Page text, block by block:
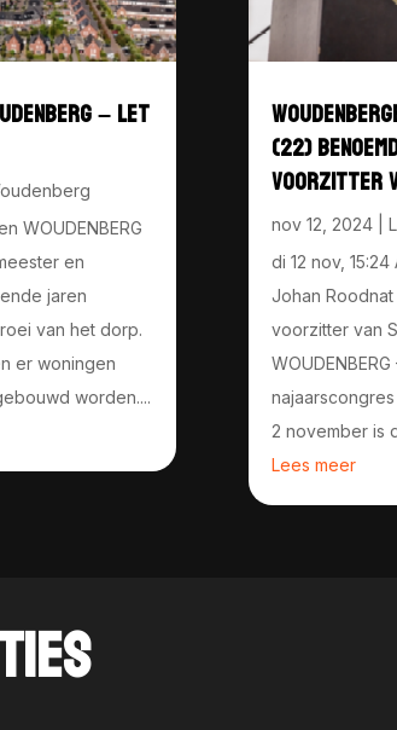
– LET
WOUDENBERG
en
jaren
van het dorp.
er woningen
worden....
(22)
VOORZITTER
nov 12, 2024|
di 12 nov,
Johan
voorzitter van
2 november is
Lees meer